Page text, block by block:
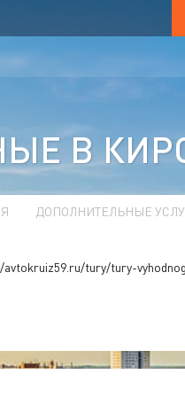
В
ДОПОЛНИТЕЛЬНЫЕ
avtokruiz59.ru/tury/tury-